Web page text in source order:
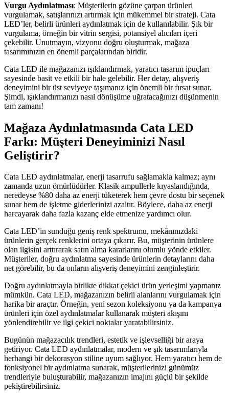
Vurgu Aydınlatması: Müşterilerin gözüne çarpan ürünleri
vurgulamak, satışlarınızı artırmak için mükemmel bir strateji. Cata
LED’ler, belirli ürünleri aydınlatmak için de kullanılabilir. Şık bir
vurgulama, örneğin bir vitrin sergisi, potansiyel alıcıları içeri
çekebilir. Unutmayın, vizyonu doğru oluşturmak, mağaza
tasarımınızın en önemli parçalarından biridir.
Cata LED ile mağazanızı ışıklandırmak, yaratıcı tasarım ipuçları
sayesinde basit ve etkili bir hale gelebilir. Her detay, alışveriş
deneyimini bir üst seviyeye taşımanız için önemli bir fırsat sunar.
Şimdi, ışıklandırmanızı nasıl dönüşüme uğratacağınızı düşünmenin
tam zamanı!
Mağaza Aydınlatmasında Cata LED
Farkı: Müşteri Deneyiminizi Nasıl
Geliştirir?
Cata LED aydınlatmalar, enerji tasarrufu sağlamakla kalmaz; aynı
zamanda uzun ömürlüdürler. Klasik ampullerle kıyaslandığında,
neredeyse %80 daha az enerji tüketerek hem çevre dostu bir seçenek
sunar hem de işletme giderlerinizi azaltır. Böylece, daha az enerji
harcayarak daha fazla kazanç elde etmenize yardımcı olur.
Cata LED’in sunduğu geniş renk spektrumu, mekânınızdaki
ürünlerin gerçek renklerini ortaya çıkarır. Bu, müşterinin ürünlere
olan ilgisini arttırarak satın alma kararlarını olumlu yönde etkiler.
Müşteriler, doğru aydınlatma sayesinde ürünlerin detaylarını daha
net görebilir, bu da onların alışveriş deneyimini zenginleştirir.
Doğru aydınlatmayla birlikte dikkat çekici ürün yerleşimi yapmanız
mümkün. Cata LED, mağazanızın belirli alanlarını vurgulamak için
harika bir araçtır. Örneğin, yeni sezon koleksiyonu ya da kampanya
ürünleri için özel aydınlatmalar kullanarak müşteri akışını
yönlendirebilir ve ilgi çekici noktalar yaratabilirsiniz.
Bugünün mağazacılık trendleri, estetik ve işlevselliği bir araya
getiriyor. Cata LED aydınlatmalar, modern ve şık tasarımlarıyla
herhangi bir dekorasyon stiline uyum sağlıyor. Hem yaratıcı hem de
fonksiyonel bir aydınlatma sunarak, müşterilerinizi günümüz
trendleriyle buluşturabilir, mağazanızın imajını güçlü bir şekilde
pekiştirebilirsiniz.